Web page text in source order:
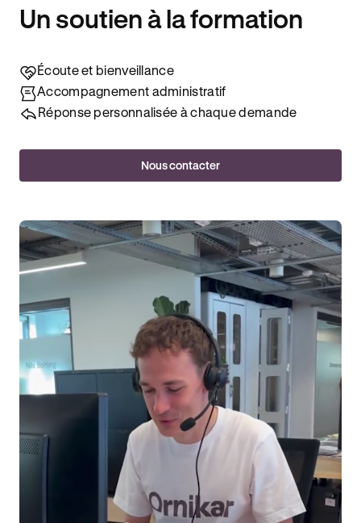
Un soutien à la formation
Écoute et bienveillance
Accompagnement administratif
Réponse personnalisée à chaque demande
Nous contacter